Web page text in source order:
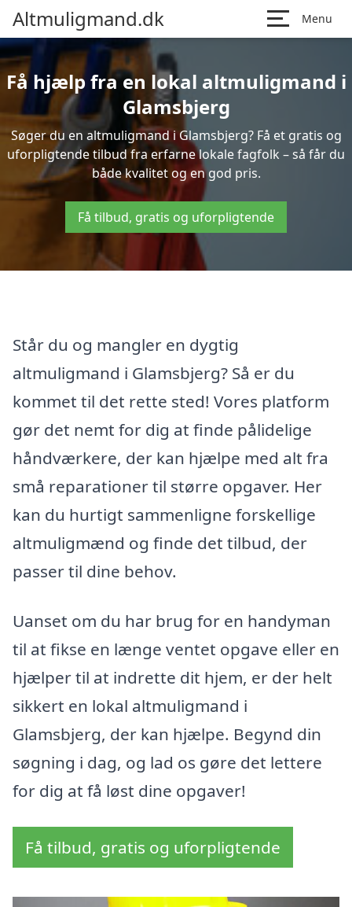
Altmuligmand.dk Menu
Få hjælp fra en lokal altmuligmand i
Glamsbjerg
Søger du en altmuligmand i Glamsbjerg? Få et gratis og
uforpligtende tilbud fra erfarne lokale fagfolk – så får du
både kvalitet og en god pris.
Få tilbud, gratis og uforpligtende
Står du og mangler en dygtig
altmuligmand i Glamsbjerg? Så er du
kommet til det rette sted! Vores platform
gør det nemt for dig at finde pålidelige
håndværkere, der kan hjælpe med alt fra
små reparationer til større opgaver. Her
kan du hurtigt sammenligne forskellige
altmuligmænd og finde det tilbud, der
passer til dine behov.
Uanset om du har brug for en handyman
til at fikse en længe ventet opgave eller en
hjælper til at indrette dit hjem, er der helt
sikkert en lokal altmuligmand i
Glamsbjerg, der kan hjælpe. Begynd din
søgning i dag, og lad os gøre det lettere
for dig at få løst dine opgaver!
Få tilbud, gratis og uforpligtende